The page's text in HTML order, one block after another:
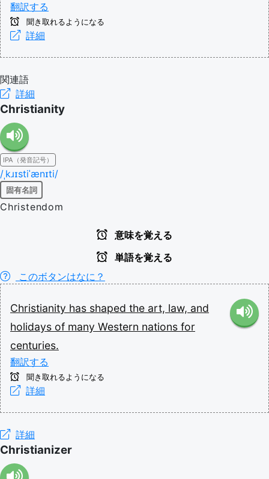
翻訳する
聞き取れるようになる
詳細
関連語
詳細
Christianity
IPA（発音記号）
/ˌkɹɪstiˈænɪti/
固有名詞
Christendom
意味を覚える
単語を覚える
このボタンはなに？
Christianity has shaped the art, law, and
holidays of many Western nations for
centuries.
翻訳する
聞き取れるようになる
詳細
詳細
Christianizer